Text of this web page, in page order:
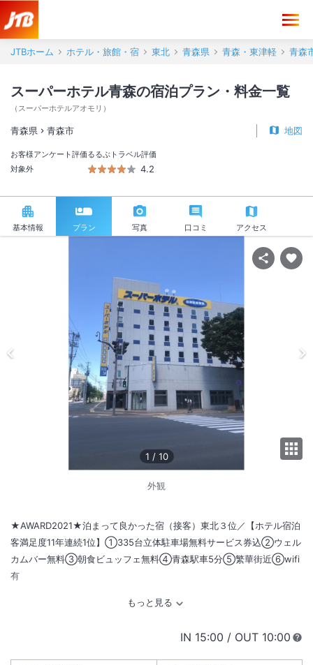
JTBホーム ホテル・旅館・宿 東北 青森県 青森・東津軽 青森
スーパーホテル青森の宿泊プラン・料金一覧
（ スーパーホテルアオモリ ）
青森県 青森市 地図
お客様アンケート評価
対象外
るるぶトラベル評価
4.2
基本情報 プラン 写真 口コミ アクセス
1 / 10
外観
★AWARD2021★泊まって良かった宿（接客）東北３位／【ホテル宿泊
客満足度11年連続1位】①335台立体駐車場無料サービス券込②ウェル
カムバー無料③朝食ビュッフェ無料④青森駅車5分⑤繁華街近⑥wifi
有
IN チェックイン
15:00 / OUT チェック
10:00